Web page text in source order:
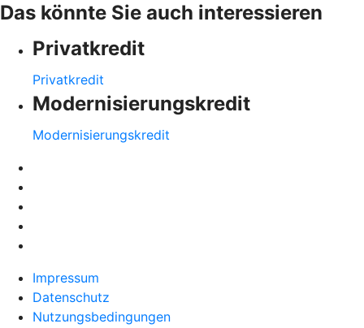
Das könnte Sie auch interessieren
Privatkredit
Privatkredit
Modernisierungskredit
Modernisierungskredit
Impressum
Datenschutz
Nutzungsbedingungen